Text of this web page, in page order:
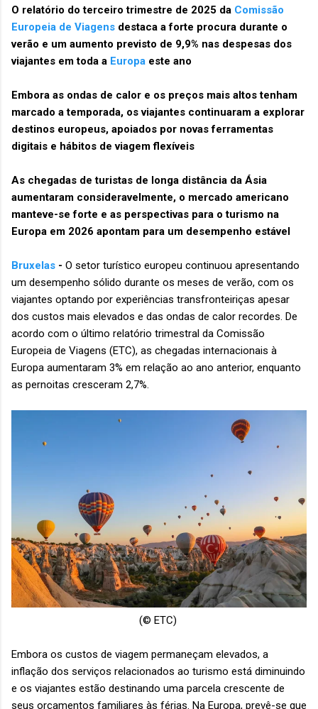
O relatório do terceiro trimestre de 2025 da Comissão
Europeia de Viagens destaca a forte procura durante o
verão e um aumento previsto de 9,9% nas despesas dos
viajantes em toda a Europa este ano
Embora as ondas de calor e os preços mais altos tenham
marcado a temporada, os viajantes continuaram a explorar
destinos europeus, apoiados por novas ferramentas
digitais e hábitos de viagem flexíveis
As chegadas de turistas de longa distância da Ásia
aumentaram consideravelmente, o mercado americano
manteve-se forte e as perspectivas para o turismo na
Europa em 2026 apontam para um desempenho estável
Bruxelas - O setor turístico europeu continuou apresentando
um desempenho sólido durante os meses de verão, com os
viajantes optando por experiências transfronteiriças apesar
dos custos mais elevados e das ondas de calor recordes. De
acordo com o último relatório trimestral da Comissão
Europeia de Viagens (ETC), as chegadas internacionais à
Europa aumentaram 3% em relação ao ano anterior, enquanto
as pernoitas cresceram 2,7%.
(© ETC)
Embora os custos de viagem permaneçam elevados, a
inflação dos serviços relacionados ao turismo está diminuindo
e os viajantes estão destinando uma parcela crescente de
seus orçamentos familiares às férias. Na Europa, prevê-se que